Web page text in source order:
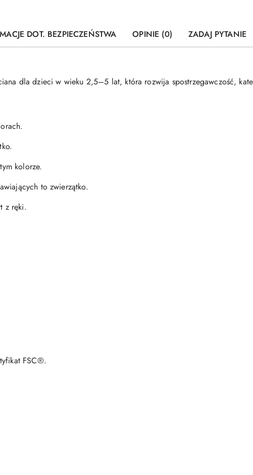
DOT. BEZPIECZEŃSTWA OPINIE (0) ZADAJ PYTANIE
dla dzieci w wieku 2,5–5 lat, która rozwija spostrzegawczość,
kolorze.
to zwierzątko.
z ręki.
FSC®.